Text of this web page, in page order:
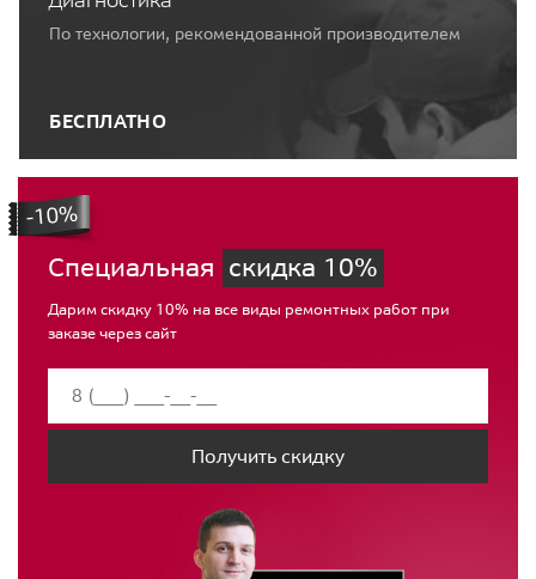
По технологии, рекомендованной производителем
БЕСПЛАТНО
Специальная скидка 10%
Дарим скидку 10% на все виды ремонтных работ при
заказе через сайт
Получить скидку